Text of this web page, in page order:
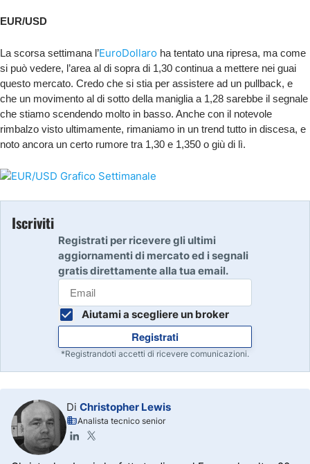
EUR/USD
La scorsa settimana l’EuroDollaro ha tentato una ripresa, ma come
si può vedere, l’area al di sopra di 1,30 continua a mettere nei guai
questo mercato. Credo che si stia per assistere ad un pullback, e
che un movimento al di sotto della maniglia a 1,28 sarebbe il segnale
che stiamo scendendo molto in basso. Anche con il notevole
rimbalzo visto ultimamente, rimaniamo in un trend tutto in discesa, e
noto ancora un certo rumore tra 1,30 e 1,350 o giù di lì.
Iscriviti
Registrati per ricevere gli ultimi
aggiornamenti di mercato ed i segnali
gratis direttamente alla tua email.
Aiutami a scegliere un broker
Registrati
*Registrandoti accetti di ricevere comunicazioni.
Di Christopher Lewis
Analista tecnico senior